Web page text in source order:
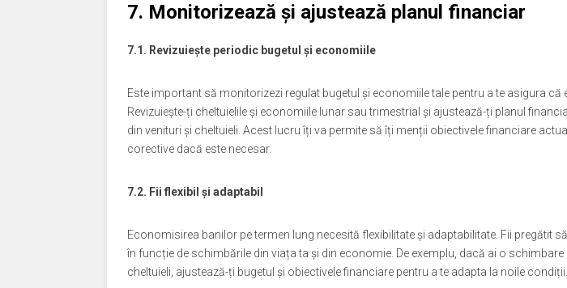
7. Monitorizează și ajustează planul financiar
7.1. Revizuiește periodic bugetul și economiile
Este important să monitorizezi regulat bugetul și economiile tale pentru a te asigura că
Revizuiește-ți cheltuielile și economiile lunar sau trimestrial și ajustează-ți planul
din venituri și cheltuieli. Acest lucru îți va permite să îți menții obiectivele financiare
corective dacă este necesar.
7.2. Fii flexibil și adaptabil
Economisirea banilor pe termen lung necesită flexibilitate și adaptabilitate. Fii pregătit
în funcție de schimbările din viața ta și din economie. De exemplu, dacă ai o
cheltuieli, ajustează-ți bugetul și obiectivele financiare pentru a te adapta la noile condiții.